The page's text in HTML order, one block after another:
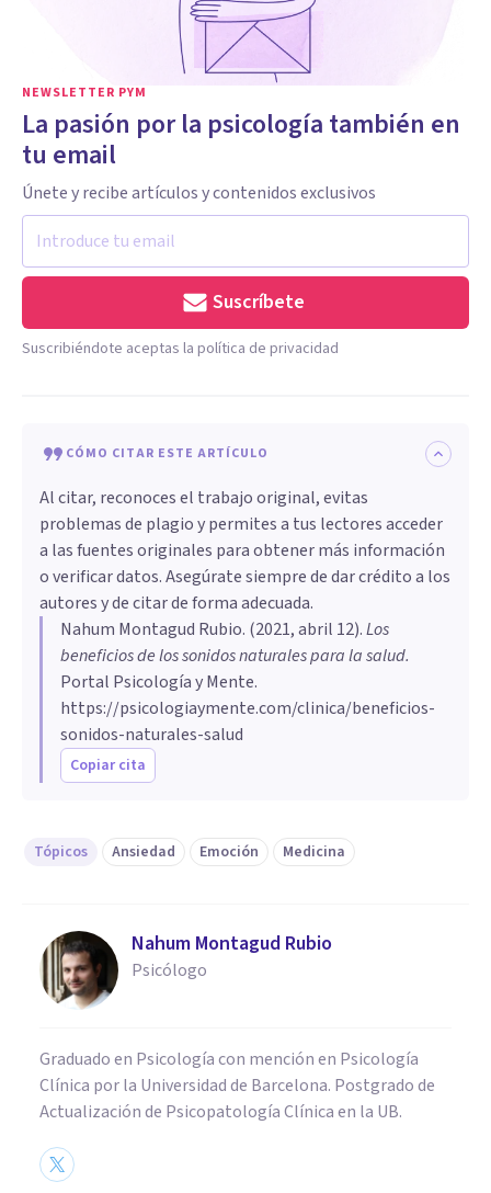
NEWSLETTER PYM
La pasión por la psicología también en
tu email
Únete y recibe artículos y contenidos exclusivos
Suscríbete
Suscribiéndote aceptas la política de privacidad
CÓMO CITAR ESTE ARTÍCULO
Al citar, reconoces el trabajo original, evitas
problemas de plagio y permites a tus lectores acceder
a las fuentes originales para obtener más información
o verificar datos. Asegúrate siempre de dar crédito a los
autores y de citar de forma adecuada.
Nahum Montagud Rubio. (2021, abril 12).Los
beneficios de los sonidos naturales para la salud.
Portal Psicología y Mente.
https://psicologiaymente.com/clinica/beneficios-
sonidos-naturales-salud
Copiar cita
Tópicos Ansiedad Emoción Medicina
Nahum Montagud Rubio
Psicólogo
Graduado en Psicología con mención en Psicología
Clínica por la Universidad de Barcelona. Postgrado de
Actualización de Psicopatología Clínica en la UB.